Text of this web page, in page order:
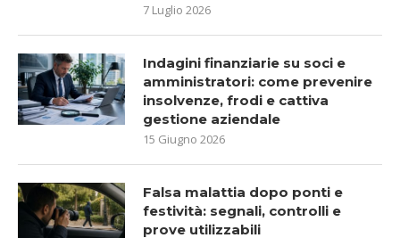
7 Luglio 2026
Indagini finanziarie su soci e
amministratori: come prevenire
insolvenze, frodi e cattiva
gestione aziendale
15 Giugno 2026
Falsa malattia dopo ponti e
festività: segnali, controlli e
prove utilizzabili